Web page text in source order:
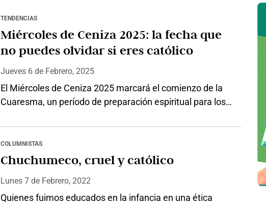
TENDENCIAS
Miércoles de Ceniza 2025: la fecha que
no puedes olvidar si eres católico
Jueves 6de Febrero, 2025
El Miércoles de Ceniza 2025 marcará el comienzo de la
Cuaresma, un período de preparación espiritual para los
una de las más importantes dentro del calendario
litúrgico, ya que representa un tiempo de reflexión y
penitencia. Fecha del Miércoles de Ceniza 2025 El
COLUMNISTAS
Chuchumeco, cruel y católico
Lunes 7de Febrero, 2022
Quienes fuimos educados en la infancia en una ética